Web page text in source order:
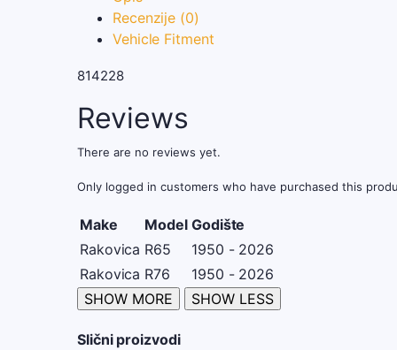
Recenzije (0)
Vehicle Fitment
814228
Reviews
There are no reviews yet.
Only logged in customers who have purchased this
Make Model Godište
Rakovica R65
1950 - 2026
Rakovica R76 1950 - 2026
Slični proizvodi